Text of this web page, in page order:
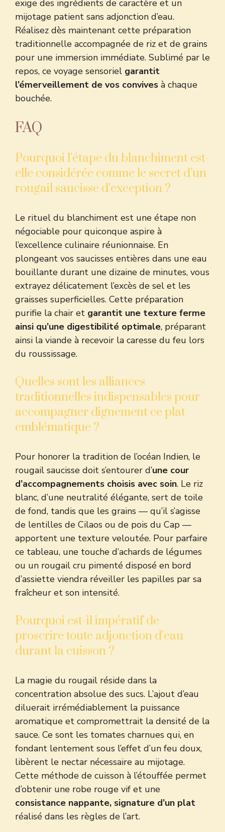
exige des ingrédients de caractère et un
mijotage patient sans adjonction d’eau.
Réalisez dès maintenant cette préparation
traditionnelle accompagnée de riz et de grains
pour une immersion immédiate. Sublimé par le
repos, ce voyage sensoriel garantit
l’émerveillement de vos convives à chaque
bouchée.
FAQ
Pourquoi l’étape du blanchiment est-
elle considérée comme le secret d’un
rougail saucisse d’exception ?
Le rituel du blanchiment est une étape non
négociable pour quiconque aspire à
l’excellence culinaire réunionnaise. En
plongeant vos saucisses entières dans une eau
bouillante durant une dizaine de minutes, vous
extrayez délicatement l’excès de sel et les
graisses superficielles. Cette préparation
purifie la chair et garantit une texture ferme
ainsi qu’une digestibilité optimale, préparant
ainsi la viande à recevoir la caresse du feu lors
du roussissage.
Quelles sont les alliances
traditionnelles indispensables pour
accompagner dignement ce plat
emblématique ?
Pour honorer la tradition de l’océan Indien, le
rougail saucisse doit s’entourer d’une cour
d’accompagnements choisis avec soin. Le riz
blanc, d’une neutralité élégante, sert de toile
de fond, tandis que les grains — qu’il s’agisse
de lentilles de Cilaos ou de pois du Cap —
apportent une texture veloutée. Pour parfaire
ce tableau, une touche d’achards de légumes
ou un rougail cru pimenté disposé en bord
d’assiette viendra réveiller les papilles par sa
fraîcheur et son intensité.
Pourquoi est-il impératif de
proscrire toute adjonction d’eau
durant la cuisson ?
La magie du rougail réside dans la
concentration absolue des sucs. L’ajout d’eau
diluerait irrémédiablement la puissance
aromatique et compromettrait la densité de la
sauce. Ce sont les tomates charnues qui, en
fondant lentement sous l’effet d’un feu doux,
libèrent le nectar nécessaire au mijotage.
Cette méthode de cuisson à l’étouffée permet
d’obtenir une robe rouge vif et une
consistance nappante, signature d’un plat
réalisé dans les règles de l’art.